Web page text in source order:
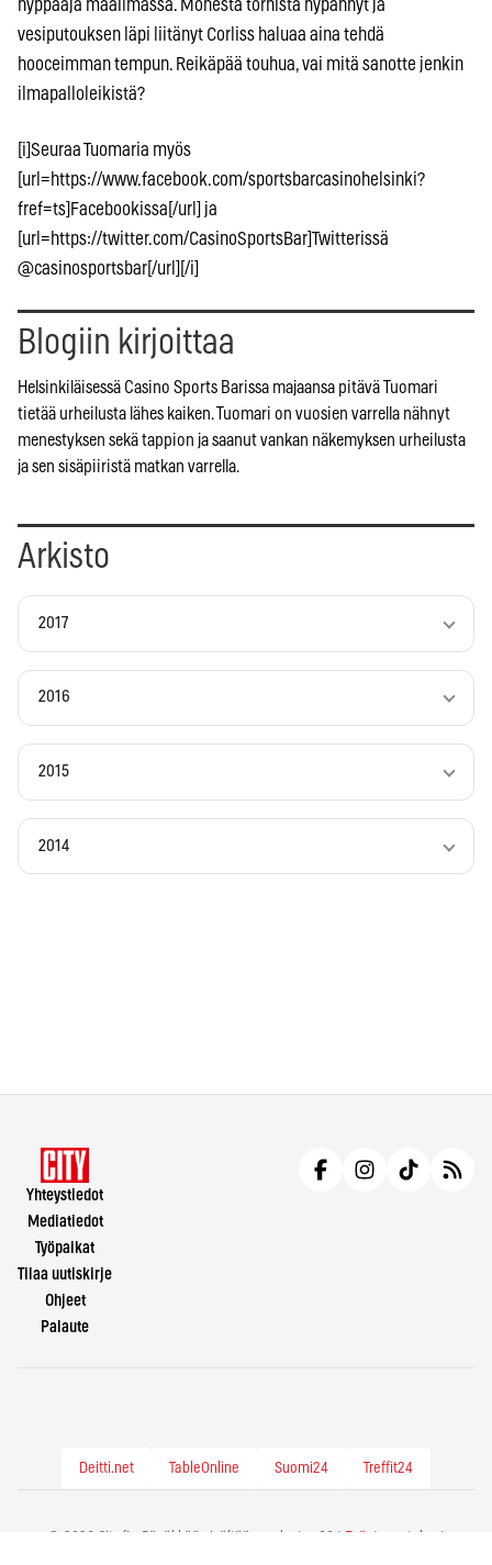
hyppääjä maailmassa. Monesta tornista hypännyt ja
vesiputouksen läpi liitänyt Corliss haluaa aina tehdä
hooceimman tempun. Reikäpää touhua, vai mitä sanotte jenkin
ilmapalloleikistä?
[i]Seuraa Tuomaria myös
[url=https://www.facebook.com/sportsbarcasinohelsinki?
fref=ts]Facebookissa[/url] ja
[url=https://twitter.com/CasinoSportsBar]Twitterissä
@casinosportsbar[/url][/i]
Blogiin kirjoittaa
Helsinkiläisessä Casino Sports Barissa majaansa pitävä Tuomari
tietää urheilusta lähes kaiken. Tuomari on vuosien varrella nähnyt
menestyksen sekä tappion ja saanut vankan näkemyksen urheilusta
ja sen sisäpiiristä matkan varrella.
Arkisto
2017
2016
2015
2014
Yhteystiedot
Mediatiedot
Työpaikat
Tilaa uutiskirje
Ohjeet
Palaute
Deitti.net TableOnline Suomi24 Treffit24